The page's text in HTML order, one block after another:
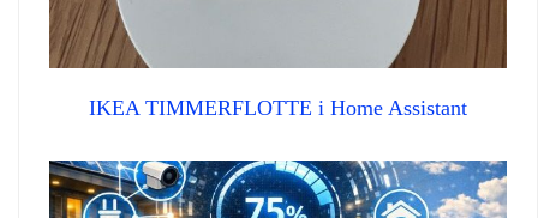
IKEA TIMMERFLOTTE i Home Assistant